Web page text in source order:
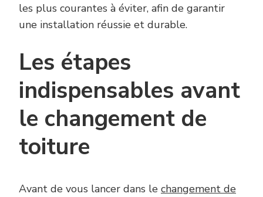
les plus courantes à éviter, afin de garantir
une installation réussie et durable.
Les étapes
indispensables avant
le changement de
toiture
Avant de vous lancer dans le changement de